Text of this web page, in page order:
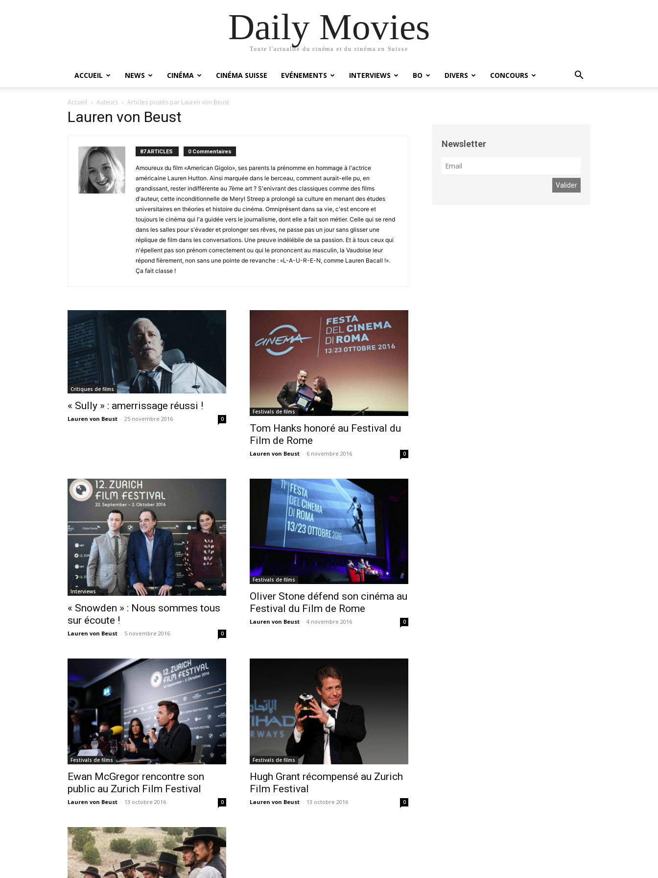
Daily Movies
Toute l'actualité du cinéma et du cinéma en Suisse
ACCUEIL NEWS CINÉMA CINÉMA SUISSE EVÉNEMENTS INTERVIEWS BO DIVERS CONCOURS
Accueil Auteurs Articles postés par Lauren von Beust
Lauren von Beust
87 ARTICLES 0 Commentaires
Amoureux du film «American Gigolo», ses parents la prénomme en hommage à l'actrice
américaine Lauren Hutton. Ainsi marquée dans le berceau, comment aurait-elle pu, en
grandissant, rester indifférente au 7ème art ? S'enivrant des classiques comme des films
d'auteur, cette inconditionnelle de Meryl Streep a prolongé sa culture en menant des études
universitaires en théories et histoire du cinéma. Omniprésent dans sa vie, c'est encore et
toujours le cinéma qui l'a guidée vers le journalisme, dont elle a fait son métier. Celle qui se rend
dans les salles pour s'évader et prolonger ses rêves, ne passe pas un jour sans glisser une
réplique de film dans les conversations. Une preuve indélébile de sa passion. Et à tous ceux qui
n'épellent pas son prénom correctement ou qui le prononcent au masculin, la Vaudoise leur
répond fièrement, non sans une pointe de revanche : «L-A-U-R-E-N, comme Lauren Bacall !».
Ça fait classe !
Critiques de films
« Sully » : amerrissage réussi !
Lauren von Beust - 25 novembre 2016 0
Festivals de films
Tom Hanks honoré au Festival du
Film de Rome
Lauren von Beust - 6 novembre 2016 0
Interviews
« Snowden » : Nous sommes tous
sur écoute !
Lauren von Beust - 5 novembre 2016 0
Festivals de films
Oliver Stone défend son cinéma au
Festival du Film de Rome
Lauren von Beust - 4 novembre 2016 0
Festivals de films
Ewan McGregor rencontre son
public au Zurich Film Festival
Lauren von Beust - 13 octobre 2016 0
Festivals de films
Hugh Grant récompensé au Zurich
Film Festival
Lauren von Beust - 13 octobre 2016 0
Newsletter